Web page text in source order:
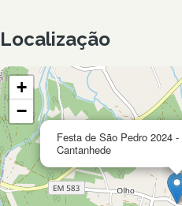
Localização
Festa de São Pedro 2024
Cantanhede
+
−